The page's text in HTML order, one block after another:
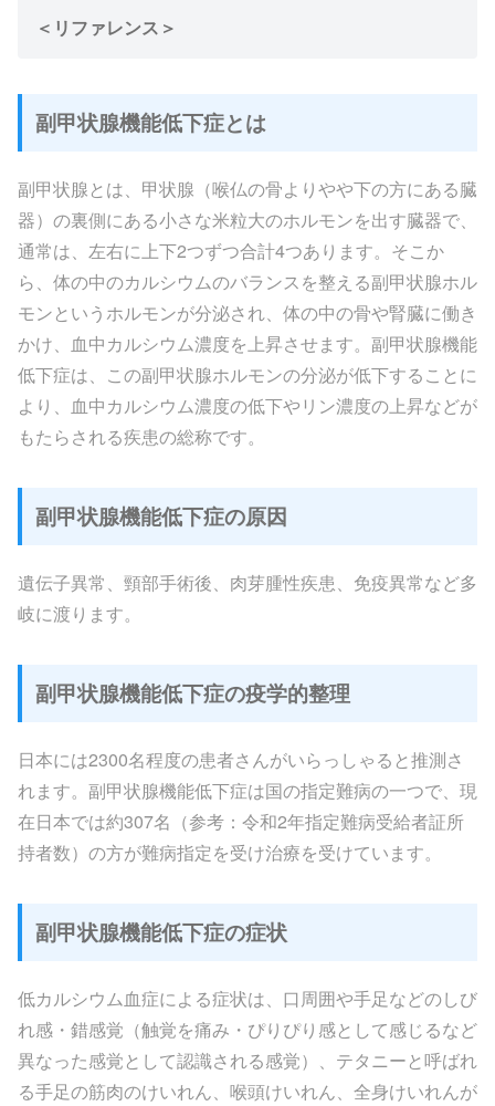
＜リファレンス＞
副甲状腺機能低下症とは
副甲状腺とは、甲状腺（喉仏の骨よりやや下の方にある臓
器）の裏側にある小さな米粒大のホルモンを出す臓器で、
通常は、左右に上下2つずつ合計4つあります。そこか
ら、体の中のカルシウムのバランスを整える副甲状腺ホル
モンというホルモンが分泌され、体の中の骨や腎臓に働き
かけ、血中カルシウム濃度を上昇させます。副甲状腺機能
低下症は、この副甲状腺ホルモンの分泌が低下することに
より、血中カルシウム濃度の低下やリン濃度の上昇などが
もたらされる疾患の総称です。
副甲状腺機能低下症の原因
遺伝子異常、頸部手術後、肉芽腫性疾患、免疫異常など多
岐に渡ります。
副甲状腺機能低下症の疫学的整理
日本には2300名程度の患者さんがいらっしゃると推測さ
れます。副甲状腺機能低下症は国の指定難病の一つで、現
在日本では約307名（参考：令和2年指定難病受給者証所
持者数）の方が難病指定を受け治療を受けています。
副甲状腺機能低下症の症状
低カルシウム血症による症状は、口周囲や手足などのしび
れ感・錯感覚（触覚を痛み・ぴりぴり感として感じるなど
異なった感覚として認識される感覚）、テタニーと呼ばれ
る手足の筋肉のけいれん、喉頭けいれん、全身けいれんが